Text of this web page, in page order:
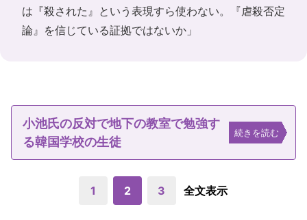
は『殺された』という表現すら使わない。『虐殺否定
論』を信じている証拠ではないか」
小池氏の反対で地下の教室で勉強す
る韓国学校の生徒
続きを読む
1 2 3 全文表示